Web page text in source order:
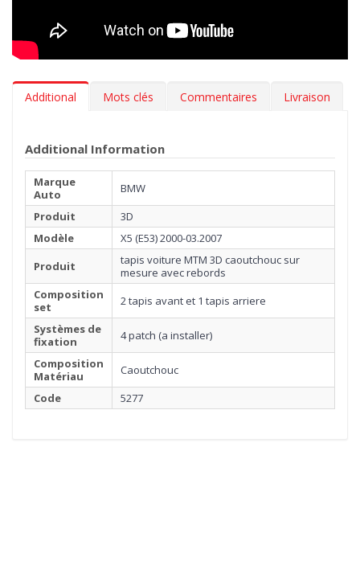
extrêmement faciles à nettoyer. Pour leur manutention il suffit
d'un simple jet d'eau.
parfum s'évapore en quelques semaines.***
Additional Mots clés Commentaires Livraison
Additional Information
Marque
Auto
BMW
Produit
3D
Modèle
X5 (E53) 2000-03.2007
Produit
tapis voiture MTM 3D caoutchouc sur
mesure avec rebords
Composition
set
2 tapis avant et 1 tapis arriere
Systèmes de
fixation
4 patch (a installer)
Composition
Matériau
Caoutchouc
Code
5277